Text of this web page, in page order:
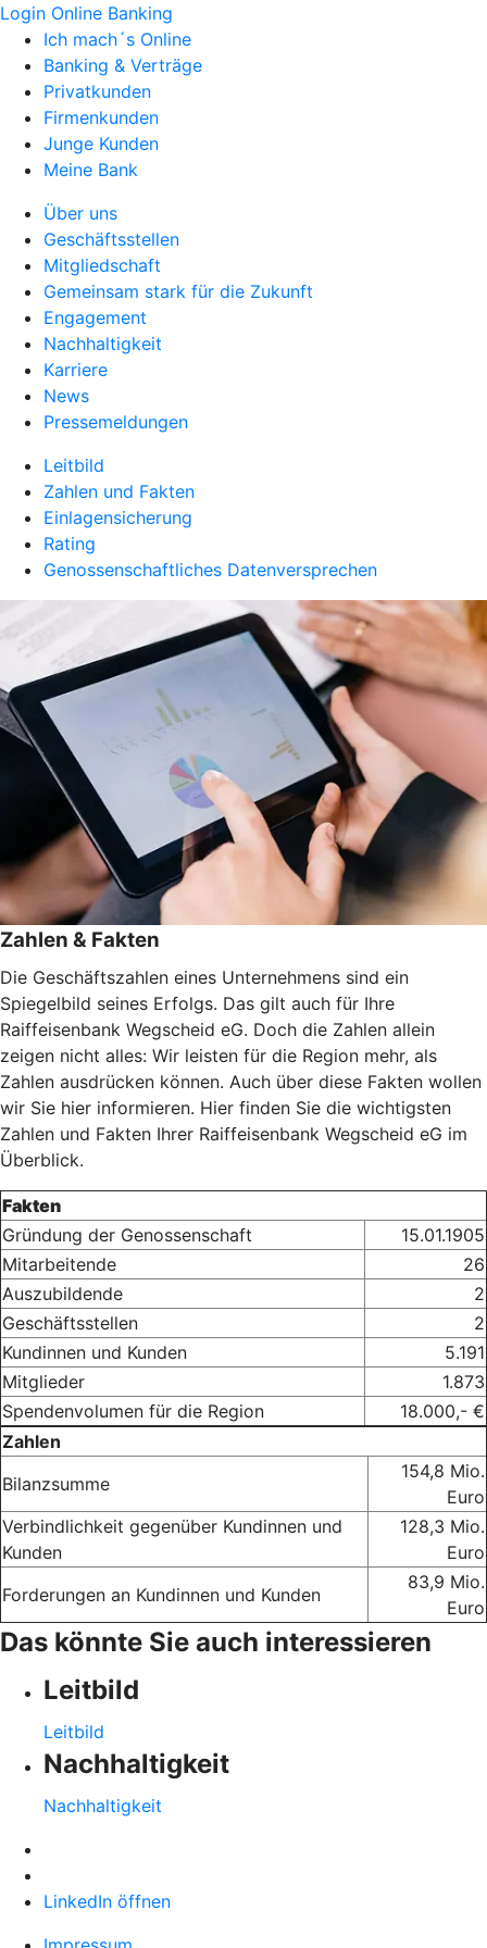
Login Online Banking
Ich mach´s Online
Banking & Verträge
Privatkunden
Firmenkunden
Junge Kunden
Meine Bank
Über uns
Geschäftsstellen
Mitgliedschaft
Gemeinsam stark für die Zukunft
Engagement
Nachhaltigkeit
Karriere
News
Pressemeldungen
Leitbild
Zahlen und Fakten
Einlagensicherung
Rating
Genossenschaftliches Datenversprechen
Zahlen & Fakten
Die Geschäftszahlen eines Unternehmens sind ein
Spiegelbild seines Erfolgs. Das gilt auch für Ihre
Raiffeisenbank Wegscheid eG. Doch die Zahlen allein
zeigen nicht alles: Wir leisten für die Region mehr, als
Zahlen ausdrücken können. Auch über diese Fakten wollen
wir Sie hier informieren. Hier finden Sie die wichtigsten
Zahlen und Fakten Ihrer Raiffeisenbank Wegscheid eG im
Überblick.
Fakten
Gründung der Genossenschaft
15.01.1905
Mitarbeitende
26
Auszubildende
2
Geschäftsstellen
2
Kundinnen und Kunden
5.191
Mitglieder
1.873
Spendenvolumen für die Region
18.000,- €
Zahlen
Bilanzsumme
154,8 Mio.
Euro
Verbindlichkeit gegenüber Kundinnen und
Kunden
128,3 Mio.
Euro
Forderungen an Kundinnen und Kunden
83,9 Mio.
Euro
Das könnte Sie auch interessieren
Leitbild
Leitbild
Nachhaltigkeit
Nachhaltigkeit
LinkedIn öffnen